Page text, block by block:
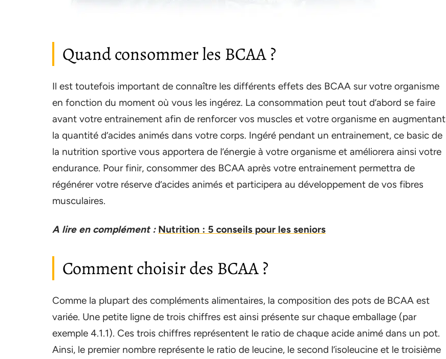
Quand consommer les BCAA ?
Il est toutefois important de connaître les différents effets des BCAA sur votre organisme
en fonction du moment où vous les ingérez. La consommation peut tout d’abord se faire
avant votre entrainement afin de renforcer vos muscles et votre organisme en augmentant
la quantité d’acides animés dans votre corps. Ingéré pendant un entrainement, ce basic de
la nutrition sportive vous apportera de l’énergie à votre organisme et améliorera ainsi votre
endurance. Pour finir, consommer des BCAA après votre entrainement permettra de
régénérer votre réserve d’acides animés et participera au développement de vos fibres
musculaires.
A lire en complément : Nutrition : 5 conseils pour les seniors
Comment choisir des BCAA ?
Comme la plupart des compléments alimentaires, la composition des pots de BCAA est
variée. Une petite ligne de trois chiffres est ainsi présente sur chaque emballage (par
exemple 4.1.1). Ces trois chiffres représentent le ratio de chaque acide animé dans un pot.
Ainsi, le premier nombre représente le ratio de leucine, le second l’isoleucine et le troisième